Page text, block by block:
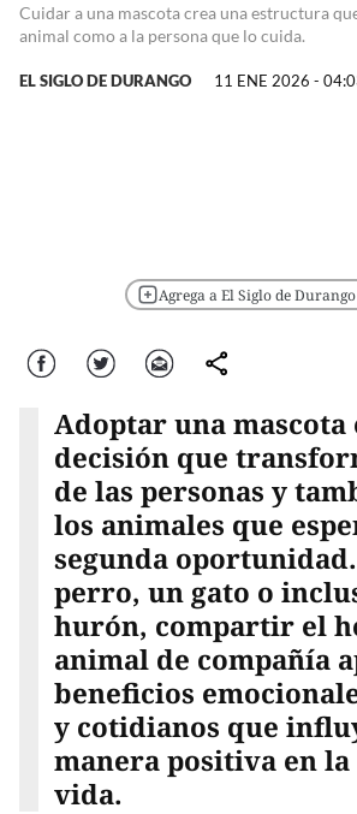
Cuidar a una mascota crea una estructura
animal como a la persona que lo cuida.
EL SIGLO DE DURANGO 11 ENE 2026 -
Agrega a El Siglo de
Facebook Twitter Correo comparte
Adoptar una mascota
decisión que
de las personas y
los animales que
segunda
perro, un gato o
hurón, compartir el
animal de compañía
beneficios
y cotidianos que
manera positiva en
vida.